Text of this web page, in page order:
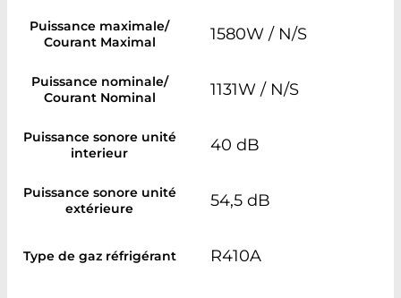
Puissance maximale/
Courant Maximal
1580W / N/S
Puissance nominale/
Courant Nominal
1131W / N/S
Puissance sonore unité
interieur
40 dB
Puissance sonore unité
extérieure
54,5 dB
Type de gaz réfrigérant R410A